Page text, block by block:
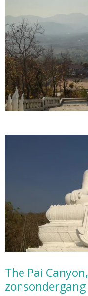
The Pai
zonsondergang